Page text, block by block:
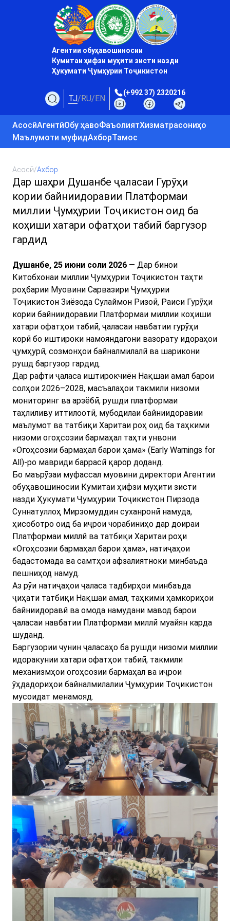
Агентии обуҳавошиносии
Кумитаи ҳифзи муҳити зисти назди
Ҳукумати Ҷумҳурии Тоҷикистон
TJ/RU/EN
(+992 37) 2320216
АсосӣАгентӣОбу ҳавоФаъолиятХизматрасониҳо
Маълумоти муфидАхборТамос
Асосӣ/Ахбор
Дар шаҳри Душанбе ҷаласаи Гурӯҳи
кории байниидоравии Платформаи
миллии Ҷумҳурии Тоҷикистон оид ба
коҳиши хатари офатҳои табиӣ баргузор
гардид
Душанбе, 25 июни соли 2026 — Дар бинои
Китобхонаи миллии Ҷумҳурии Тоҷикистон таҳти
роҳбарии Муовини Сарвазири Ҷумҳурии
Тоҷикистон Зиёзода Сулаймон Ризоӣ, Раиси Гурӯҳи
кории байниидоравии Платформаи миллии коҳиши
хатари офатҳои табиӣ, ҷаласаи навбатии гурӯҳи
корӣ бо иштироки намояндагони вазорату идораҳои
ҷумҳурӣ, созмонҳои байналмилалӣ ва шарикони
рушд баргузор гардид.
Дар рафти ҷаласа иштирокчиён Нақшаи амал барои
солҳои 2026–2028, масъалаҳои такмили низоми
мониторинг ва арзёбӣ, рушди платформаи
таҳлиливу иттилоотӣ, мубодилаи байниидоравии
маълумот ва татбиқи Харитаи роҳ оид ба таҳкими
низоми огоҳсозии бармаҳал таҳти унвони
«Огоҳсозии бармаҳал барои ҳама» (Early Warnings for
All)-ро мавриди баррасӣ қарор доданд.
Бо маърӯзаи муфассал муовини директори Агентии
обуҳавошиносии Кумитаи ҳифзи муҳити зисти
назди Ҳукумати Ҷумҳурии Тоҷикистон Пирзода
Суннатуллоҳ Мирзомуддин суханронӣ намуда,
ҳисоботро оид ба иҷрои чорабиниҳо дар доираи
Платформаи миллӣ ва татбиқи Харитаи роҳи
«Огоҳсозии бармаҳал барои ҳама», натиҷаҳои
бадастомада ва самтҳои афзалиятноки минбаъда
пешниҳод намуд.
Аз рӯи натиҷаҳои ҷаласа тадбирҳои минбаъда
ҷиҳати татбиқи Нақшаи амал, таҳкими ҳамкориҳои
байниидоравӣ ва омода намудани мавод барои
ҷаласаи навбатии Платформаи миллӣ муайян карда
шуданд.
Баргузории чунин ҷаласаҳо ба рушди низоми миллии
идоракунии хатари офатҳои табиӣ, такмили
механизмҳои огоҳсозии бармаҳал ва иҷрои
ӯҳдадориҳои байналмилалии Ҷумҳурии Тоҷикистон
мусоидат менамояд.